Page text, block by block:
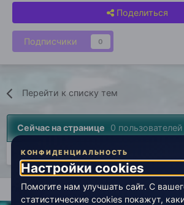
Поделиться
Подписчики 0
Перейти к списку тем
Сейчас на странице 0 пользователей
Нет пользователей,
Главная Лаборатория История
КОНФИДЕНЦИАЛЬНОСТЬ
Настройки cookies
Помогите нам улучшать сайт. С
статистические cookies покажут,